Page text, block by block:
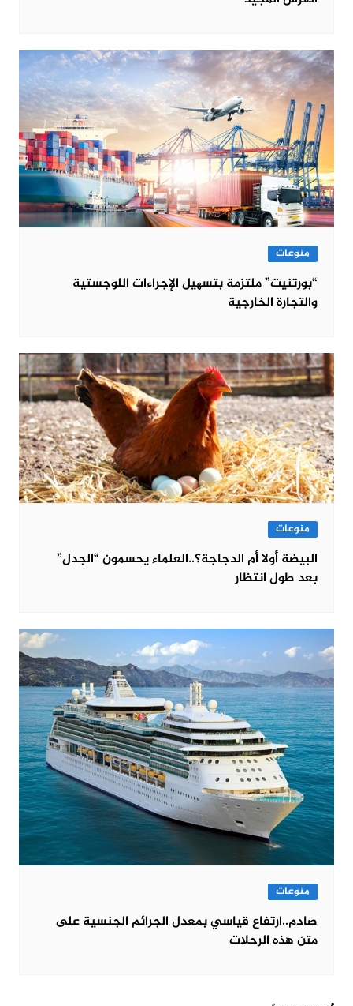
منوعات
“بورتنیت” ملتزمة بتسھیل الإجراءات اللوجستیة
والتجارة الخارجیة
منوعات
البيضة أولا أم الدجاجة؟..العلماء يحسمون “الجدل”
بعد طول انتظار
منوعات
صادم..ارتفاع قياسي بمعدل الجرائم الجنسية على
متن هذه الرحلات